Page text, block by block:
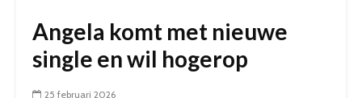
Angela komt met nieuwe
single en wil hogerop
25 februari 2026